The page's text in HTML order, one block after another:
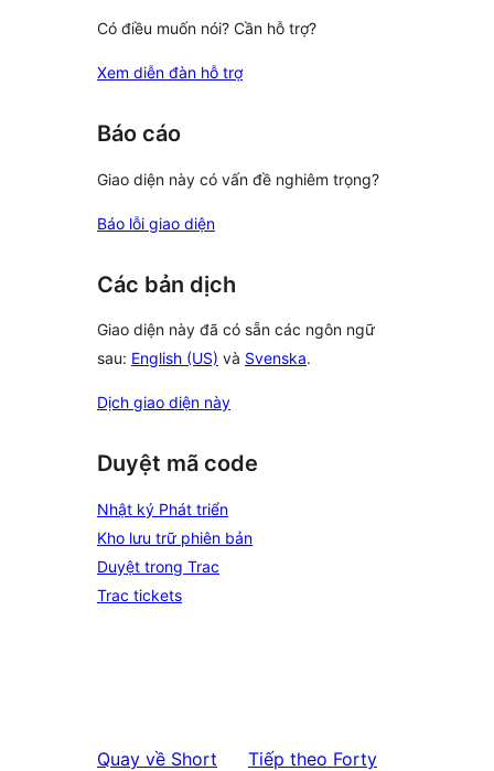
Có điều muốn nói? Cần hỗ trợ?
Xem diễn đàn hỗ trợ
Báo cáo
Giao diện này có vấn đề nghiêm trọng?
Báo lỗi giao diện
Các bản dịch
Giao diện này đã có sẵn các ngôn ngữ
sau: English (US) và Svenska.
Dịch giao diện này
Duyệt mã code
Nhật ký Phát triển
Kho lưu trữ phiên bản
Duyệt trong Trac
Trac tickets
Quay về Short
Tiếp theo Forty